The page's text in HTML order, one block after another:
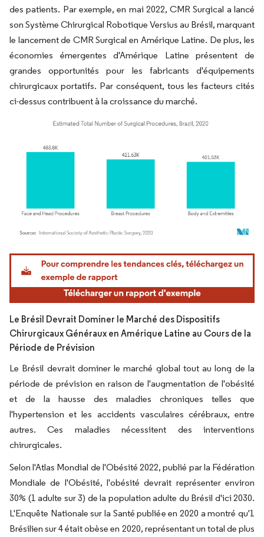
des patients. Par exemple, en mai 2022, CMR Surgical a lancé
son Système Chirurgical Robotique Versius au Brésil, marquant
le lancement de CMR Surgical en Amérique Latine. De plus, les
économies émergentes d'Amérique Latine présentent de
grandes opportunités pour les fabricants d'équipements
chirurgicaux portatifs. Par conséquent, tous les facteurs cités
ci-dessus contribuent à la croissance du marché.
Image © Mordor Intelligence. La réutilisation nécessite une attribution sous CC BY
Le Brésil Devrait Dominer le Marché des Dispositifs
Chirurgicaux Généraux en Amérique Latine au Cours de la
Période de Prévision
Le Brésil devrait dominer le marché global tout au long de la
période de prévision en raison de l'augmentation de l'obésité
et de la hausse des maladies chroniques telles que
l'hypertension et les accidents vasculaires cérébraux, entre
autres. Ces maladies nécessitent des interventions
chirurgicales.
Selon l'Atlas Mondial de l'Obésité 2022, publié par la Fédération
Mondiale de l'Obésité, l'obésité devrait représenter environ
30% (1 adulte sur 3) de la population adulte du Brésil d'ici 2030.
L'Enquête Nationale sur la Santé publiée en 2020 a montré qu'1
Brésilien sur 4 était obèse en 2020, représentant un total de plus